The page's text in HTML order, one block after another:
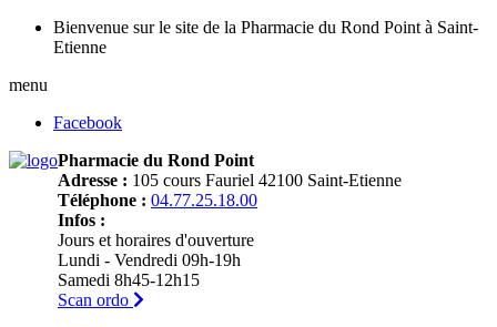
Bienvenue sur le site de la Pharmacie du Rond Point à Saint-
Etienne
menu
Facebook
Pharmacie du Rond Point
Adresse : 105 cours Fauriel 42100 Saint-Etienne
Téléphone : 04.77.25.18.00
Infos :
Jours et horaires d'ouverture
Lundi - Vendredi 09h-19h
Samedi 8h45-12h15
Scan ordo